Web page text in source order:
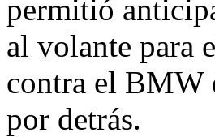
permitió
al volante para
contra el BMW
por detrás.